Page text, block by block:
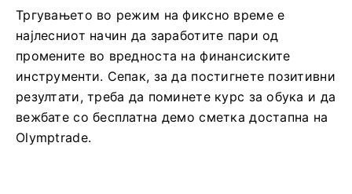
Тргувањето во режим на фиксно време е
најлесниот начин да заработите пари од
промените во вредноста на финансиските
инструменти. Сепак, за да постигнете позитивни
резултати, треба да поминете курс за обука и да
вежбате со бесплатна демо сметка достапна на
Olymptrade.